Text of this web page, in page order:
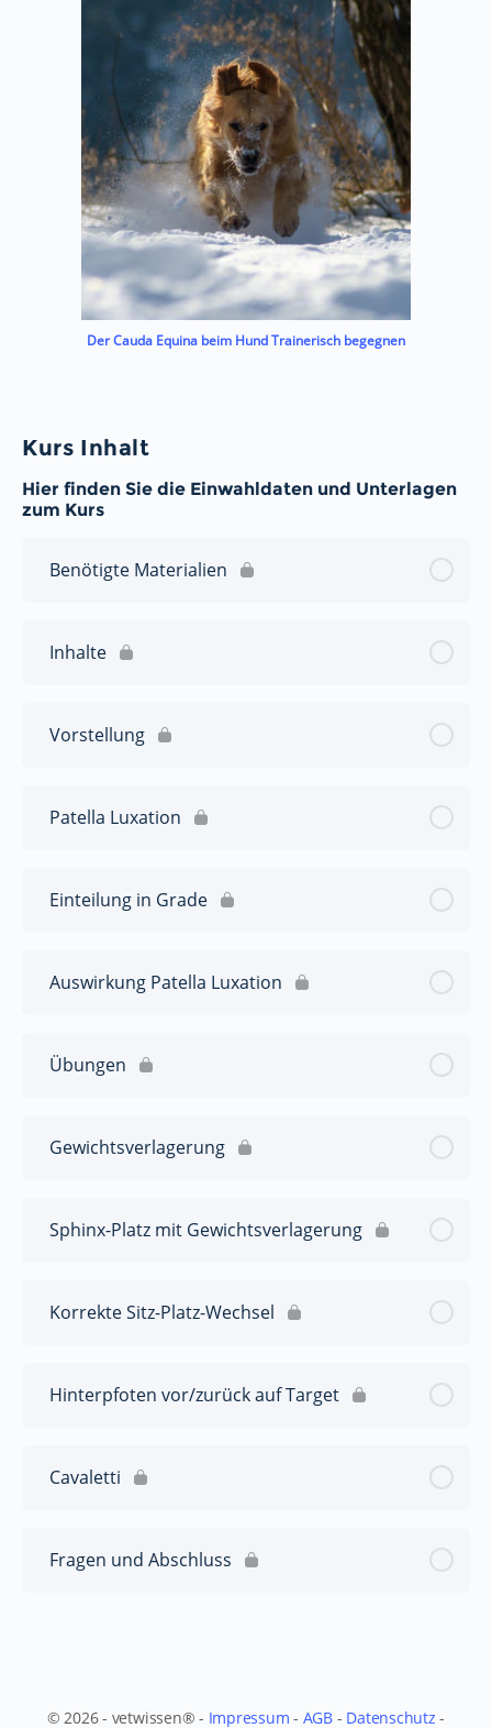
Der Cauda Equina beim Hund Trainerisch begegnen
Kurs Inhalt
Hier finden Sie die Einwahldaten und Unterlagen
zum Kurs
Benötigte Materialien
Inhalte
Vorstellung
Patella Luxation
Einteilung in Grade
Auswirkung Patella Luxation
Übungen
Gewichtsverlagerung
Sphinx-Platz mit Gewichtsverlagerung
Korrekte Sitz-Platz-Wechsel
Hinterpfoten vor/zurück auf Target
Cavaletti
Fragen und Abschluss
© 2026 - vetwissen® - Impressum - AGB - Datenschutz -